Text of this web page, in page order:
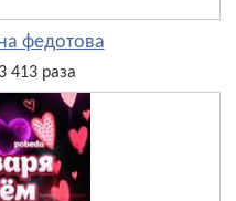
федотова
413 раза